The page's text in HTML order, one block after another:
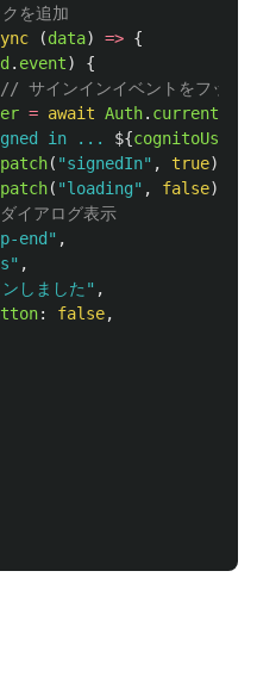
を追加
(data) => {
. event)
{
// サインインイベントをフック
= await Auth.
in ... ${cognitoUser
( "signedIn" , true);
( "loading" , false);
イアログ表示
end " ,
" ,
しました " ,
: false,